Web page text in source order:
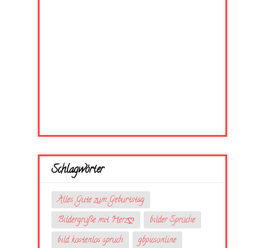
Schlagwörter
Alles Gute zum Geburtstag
Bildergrüße mit Herzღ
bilder Sprüche
bild kostenlos spruch
gbpicsonline